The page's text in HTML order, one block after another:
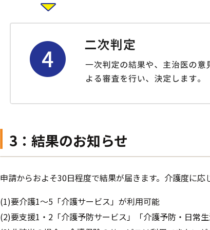
3：結果のお知らせ
申請からおよそ30日程度で結果が届きます。介護度に
(1)要介護1～5「介護サービス」が利用可能
(2)要支援1・2「介護予防サービス」「介護予防・日常